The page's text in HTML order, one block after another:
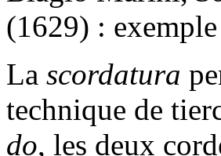
(1629) :
La scordatura
technique de
do, les deux